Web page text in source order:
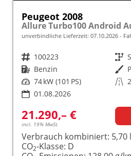
Peugeot 2008
unverbindliche Lieferzeit: 07.10.2026
Fahrzeugnr. 100223 Getriebe
Kraftstoff Benzin Außenfarbe
Leistung 74 kW (101 PS) Kilometerstand
01.08.2026
21.290,– €
incl. 19% MwSt.
Verbrauch kombiniert: 5,70
CO2-Klasse: D